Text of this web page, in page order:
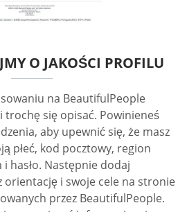
O JAKOŚCI PROFILU
na BeautifulPeople
trochę się opisać. Powinieneś
aby upewnić się, że masz
płeć, kod pocztowy, region
hasło. Następnie dodaj
orientację i swoje cele na stronie
przez BeautifulPeople.